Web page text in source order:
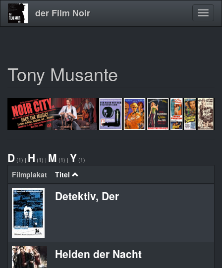
Direkt
zum
der Film Noir
Tony Musante
D (1) | H (1) | M (1) | Y (1)
Filmplakat Titel
Detektiv, Der
Helden der Nacht